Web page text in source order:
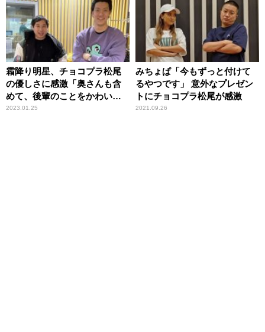
霜降り明星、チョコプラ松尾
の優しさに感激「奥さんも含
めて、後輩のことをかわいが
ってくれる」
2023.01.25
みちょぱ「今もずっと付けて
るやつです」 意外なプレゼン
トにチョコプラ松尾が感激
2021.09.26